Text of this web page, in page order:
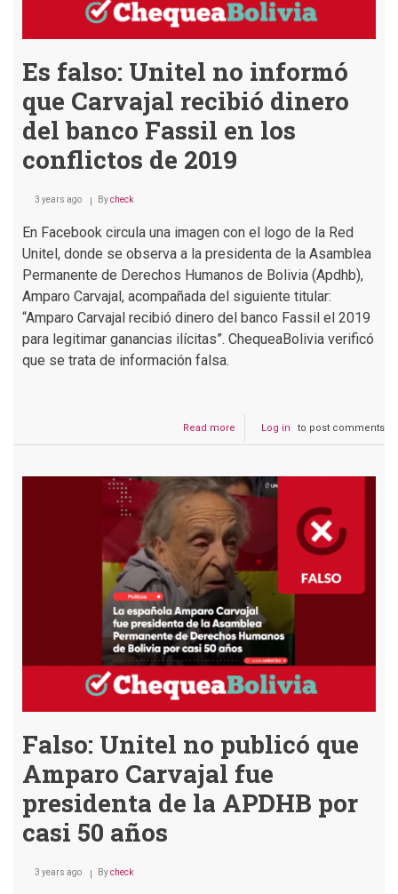
Es falso: Unitel no informó
que Carvajal recibió dinero
del banco Fassil en los
conflictos de 2019
3 years ago Bycheck
En Facebook circula una imagen con el logo de la Red
Unitel, donde se observa a la presidenta de la Asamblea
Permanente de Derechos Humanos de Bolivia (Apdhb),
Amparo Carvajal, acompañada del siguiente titular:
“Amparo Carvajal recibió dinero del banco Fassil el 2019
para legitimar ganancias ilícitas”. ChequeaBolivia verificó
que se trata de información falsa.
Read more
Es
no
informó
que
recibió
dinero
del
banco
Fassil
en
los
conflictos
de
2019
Log in to post comments
Falso: Unitel no publicó que
Amparo Carvajal fue
presidenta de la APDHB por
casi 50 años
3 years ago Bycheck